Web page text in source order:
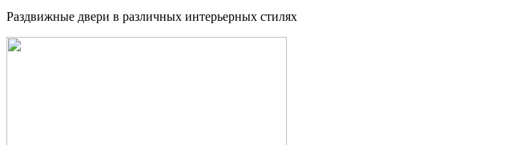
Раздвижные двери в различных интерьерных стилях